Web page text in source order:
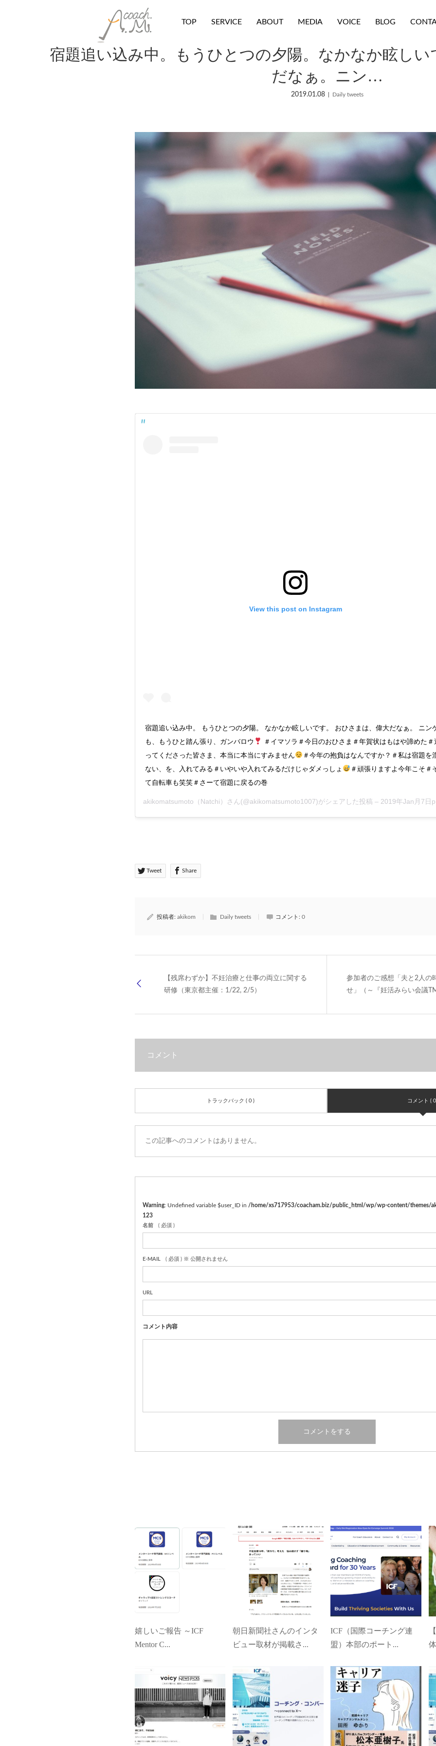
TOP SERVICE ABOUT MEDIA VOICE BLOG
宿題追い込み中。もうひとつの夕陽。なかなか眩し
だなぁ。ニン…
2019.01.08 Daily tweets
View this post on Instagram
宿題追い込み中。 もうひとつの夕陽。 なかなか眩しいです。 おひさまは、偉大だなぁ。 ニン
も、もうひと踏ん張り、ガンバロウ
＃イマソラ＃今日のおひさま＃年賀状はもはや諦めた＃
ってくださった皆さま、本当に本当にすみません
＃今年の抱負はなんですか？＃私は宿題を
ない、を、入れてみる＃いやいや入れてみるだけじゃダメっしょ
＃頑張りますよ今年こそ＃
て自転車も笑笑＃さーて宿題に戻るの巻
akikomatsumoto（Natchi） さん(@akikomatsumoto1007)がシェアした投稿 – 2019年Jan月7日pm11時28分PST
Tweet Share
投稿者: akikom Daily tweets コメント: 0
【残席わずか】不妊治療と仕事の両立に関する
研修（東京都主催：1/22, 2/5）
参加者のご感想「夫と2人の
せ」（～『妊活みらい会議
コメント
トラックバック ( 0 ) コメント (
この記事へのコメントはありません。
Warning : Undefined variable $user_ID in /home/xs717953/coacham.biz/public_html/wp/wp-content/themes/
123
名前 ( 必須 )
E-MAIL ( 必須 ) ※ 公開されません
URL
コメント内容
嬉しいご報告 ～ICF
Mentor C...
朝日新聞社さんのインタ
ビュー取材が掲載さ...
ICF（国際コーチング連
盟）本部のポート...